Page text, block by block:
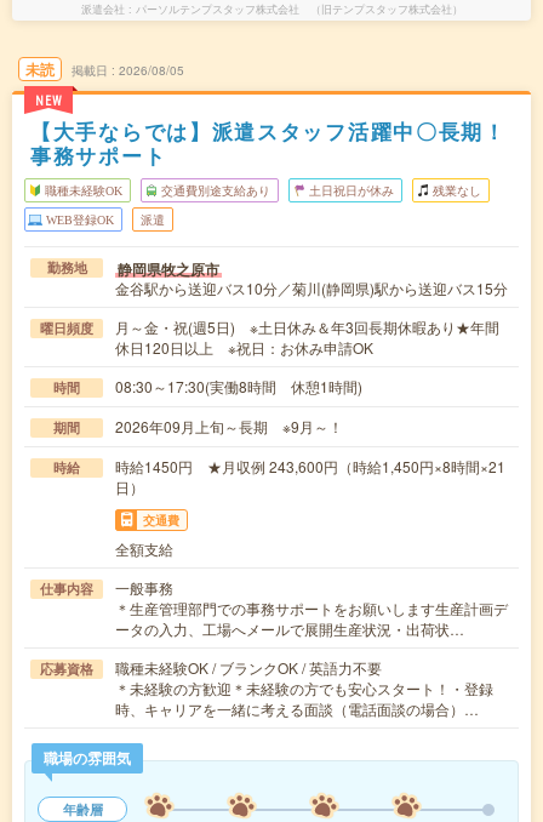
派遣会社 パーソルテンプスタッフ株式会社 （旧テンプスタッフ株式会社）
未読
NEW
掲載日 2026/08/05
【大手ならでは】派遣スタッフ活躍中〇長期！
事務サポート
職種未経験OK 交通費別途支給あり 土日祝日が休み 残業なし
WEB登録OK 派遣
勤務地 静岡県牧之原市
金谷駅から送迎バス10分／菊川(静岡県)駅から送迎バス15分
曜日頻度
月～金・祝(週5日) ※土日休み＆年3回長期休暇あり★年間
休日120日以上 ※祝日：お休み申請OK
時間 08:30～17:30(実働8時間 休憩1時間)
期間 2026年09月上旬～長期 ※9月～！
時給
時給1450円 ★月収例 243,600円（時給1,450円×8時間×21
日）
交通費
全額支給
仕事内容
一般事務
＊生産管理部門での事務サポートをお願いします生産計画デ
ータの入力、工場へメールで展開生産状況・出荷状…
応募資格
職種未経験OK / ブランクOK / 英語力不要
＊未経験の方歓迎＊未経験の方でも安心スタート！・登録
時、キャリアを一緒に考える面談（電話面談の場合）…
職場の雰囲気
年齢層